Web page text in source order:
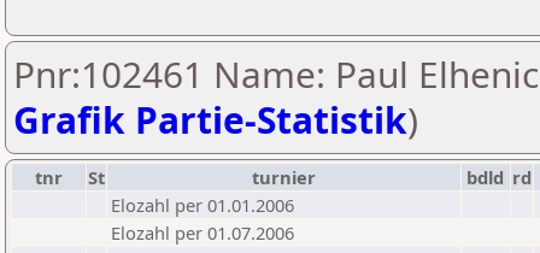
Pnr:102461 Name: Paul
Grafik Partie-Statistik)
tnr St turnier bdld rd
Elozahl per 01.01.2006
Elozahl per 01.07.2006